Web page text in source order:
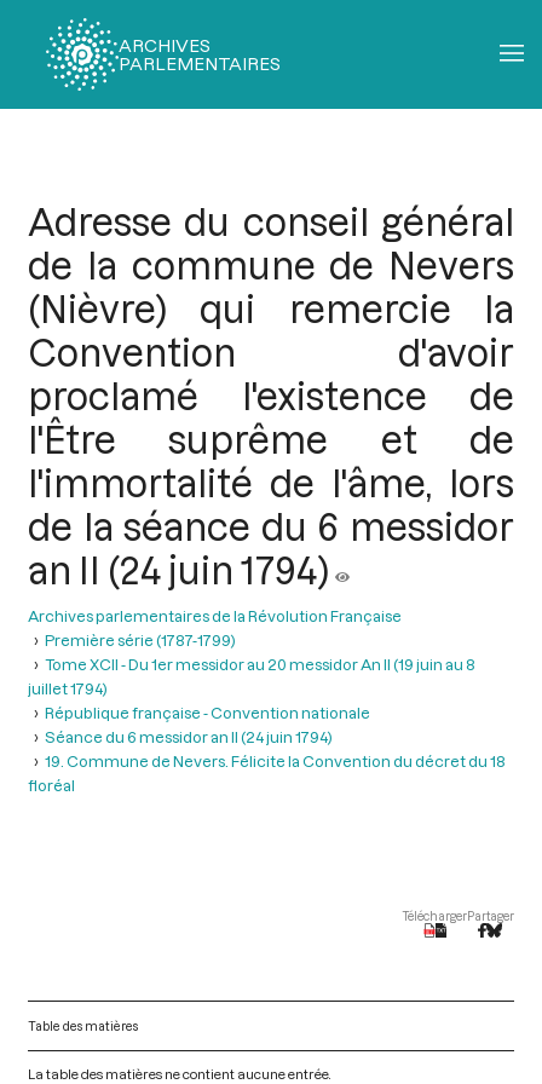
ARCHIVES
PARLEMENTAIRES
Adresse du conseil général
de la commune de Nevers
(Nièvre) qui remercie la
Convention d'avoir
proclamé l'existence de
l'Être suprême et de
l'immortalité de l'âme, lors
de la séance du 6 messidor
an II (24 juin 1794)
Archives parlementaires de la Révolution Française
Première série (1787-1799)
Tome XCII - Du 1er messidor au 20 messidor An II (19 juin au 8
juillet 1794)
République française - Convention nationale
Séance du 6 messidor an II (24 juin 1794)
19. Commune de Nevers. Félicite la Convention du décret du 18
floréal
TéléchargerPartager
Table des matières
La table des matières ne contient aucune entrée.